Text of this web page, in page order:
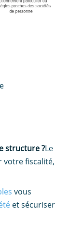
structure ?Le
votre fiscalité,
vous
et sécuriser